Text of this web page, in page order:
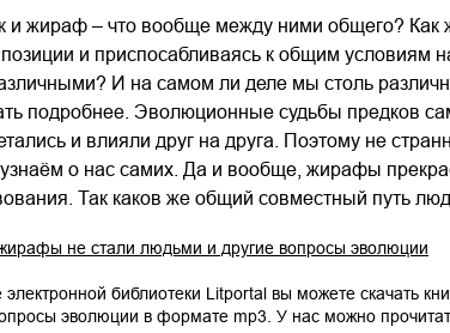
и жираф – что вообще между ними общего? Как
и приспосабливаясь к общим условиям
И на самом ли деле мы столь
подробнее. Эволюционные судьбы предков
и влияли друг на друга. Поэтому не
о нас самих. Да и вообще, жирафы
Так каков же общий совместный путь
не стали людьми и другие вопросы эволюции
электронной библиотеки Litportal вы можете скачать
эволюции в формате mp3 . У нас можно